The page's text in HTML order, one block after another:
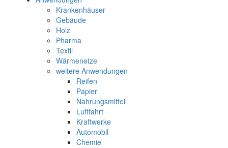
Krankenhäuser
Gebäude
Holz
Pharma
Textil
Wärmenetze
weitere Anwendungen
Reifen
Papier
Nahrungsmittel
Luftfahrt
Kraftwerke
Automobil
Chemie